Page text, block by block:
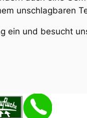
unschlagbaren
ein und besucht